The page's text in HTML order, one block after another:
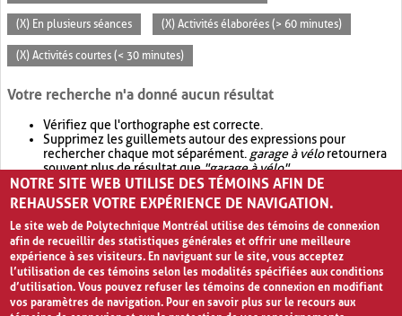
(X) En plusieurs séances (X) Activités élaborées (> 60 minutes)
(X) Activités courtes (< 30 minutes)
Votre recherche n'a donné aucun résultat
Vérifiez que l'orthographe est correcte.
Supprimez les guillemets autour des expressions pour
rechercher chaque mot séparément. garage à véloretournera
souvent plus de résultat que"garage à vélo".
Envisagez d'élargir votre recherche avec OR.garage OR vélo
retournera souvent plus de résultat quegarage à vélo
NOTRE SITE WEB UTILISE DES TÉMOINS AFIN DE
REHAUSSER VOTRE EXPÉRIENCE DE NAVIGATION.
Le site web de Polytechnique Montréal utilise des témoins de connexion
afin de recueillir des statistiques générales et offrir une meilleure
expérience à ses visiteurs. En naviguant sur le site, vous acceptez
l’utilisation de ces témoins selon les modalités spécifiées aux conditions
d’utilisation. Vous pouvez refuser les témoins de connexion en modifiant
vos paramètres de navigation. Pour en savoir plus sur le recours aux